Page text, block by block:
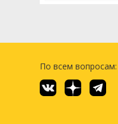
По всем вопросам: